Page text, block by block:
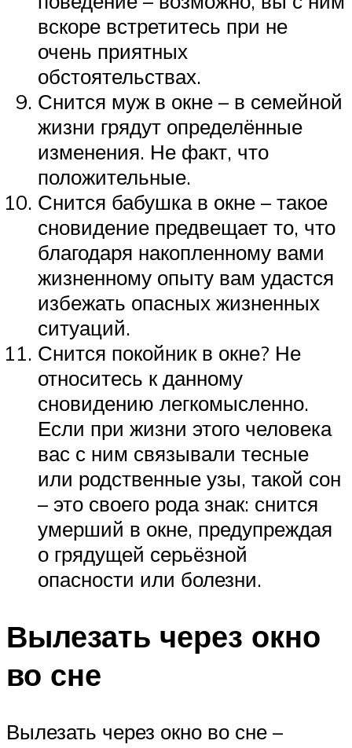
вскоре встретитесь при не
очень приятных
обстоятельствах.
Снится муж в окне – в семейной
жизни грядут определённые
изменения. Не факт, что
положительные.
Снится бабушка в окне – такое
сновидение предвещает то, что
благодаря накопленному вами
жизненному опыту вам удастся
избежать опасных жизненных
ситуаций.
Снится покойник в окне? Не
относитесь к данному
сновидению легкомысленно.
Если при жизни этого человека
вас с ним связывали тесные
или родственные узы, такой сон
– это своего рода знак: снится
умерший в окне, предупреждая
о грядущей серьёзной
опасности или болезни.
Вылезать через окно
во сне
Вылезать через окно во сне –